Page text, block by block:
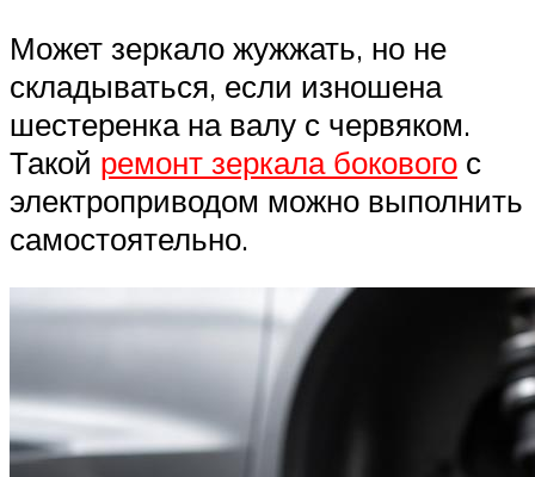
Может зеркало жужжать, но не
складываться, если изношена
шестеренка на валу с червяком.
Такой ремонт зеркала бокового с
электроприводом можно выполнить
самостоятельно.